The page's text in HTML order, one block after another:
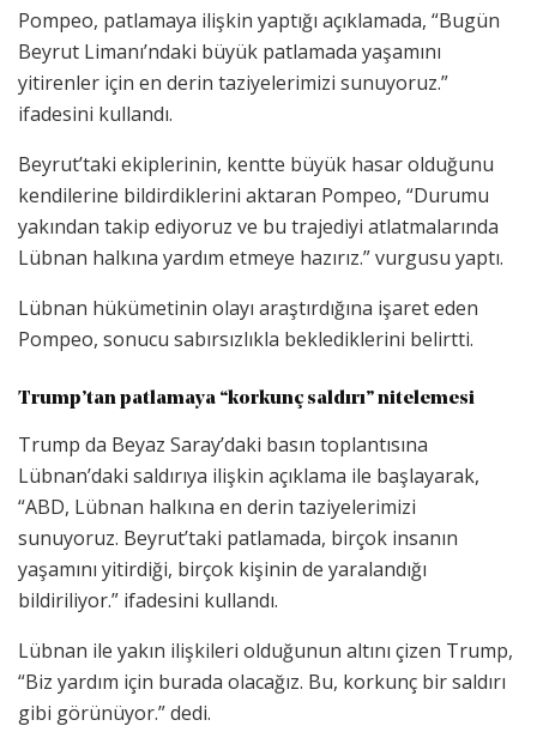
Pompeo, patlamaya ilişkin yaptığı açıklamada, “Bugün
Beyrut Limanı’ndaki büyük patlamada yaşamını
yitirenler için en derin taziyelerimizi sunuyoruz.”
ifadesini kullandı.
Beyrut’taki ekiplerinin, kentte büyük hasar olduğunu
kendilerine bildirdiklerini aktaran Pompeo, “Durumu
yakından takip ediyoruz ve bu trajediyi atlatmalarında
Lübnan halkına yardım etmeye hazırız.” vurgusu yaptı.
Lübnan hükümetinin olayı araştırdığına işaret eden
Pompeo, sonucu sabırsızlıkla beklediklerini belirtti.
Trump’tan patlamaya “korkunç saldırı” nitelemesi
Trump da Beyaz Saray’daki basın toplantısına
Lübnan’daki saldırıya ilişkin açıklama ile başlayarak,
“ABD, Lübnan halkına en derin taziyelerimizi
sunuyoruz. Beyrut’taki patlamada, birçok insanın
yaşamını yitirdiği, birçok kişinin de yaralandığı
bildiriliyor.” ifadesini kullandı.
Lübnan ile yakın ilişkileri olduğunun altını çizen Trump,
“Biz yardım için burada olacağız. Bu, korkunç bir saldırı
gibi görünüyor.” dedi.